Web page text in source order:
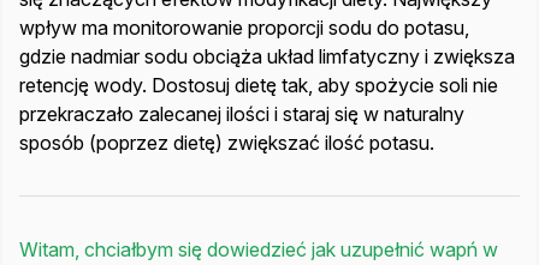
wpływ ma monitorowanie proporcji sodu do potasu,
gdzie nadmiar sodu obciąża układ limfatyczny i zwiększa
retencję wody. Dostosuj dietę tak, aby spożycie soli nie
przekraczało zalecanej ilości i staraj się w naturalny
sposób (poprzez dietę) zwiększać ilość potasu.
Witam, chciałbym się dowiedzieć jak uzupełnić wapń w